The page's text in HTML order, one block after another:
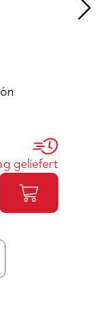
geliefert